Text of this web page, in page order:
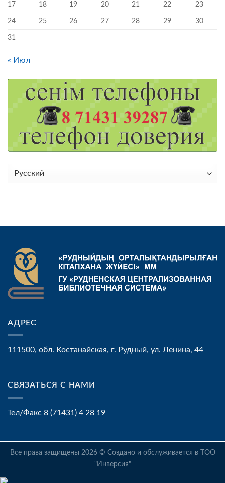
17 18 19 20 21 22 23
24 25 26 27 28 29 30
31
« Июл
Выбрать
АДРЕС
111500, обл. Костанайская, г. Рудный, ул. Ленина, 44
СВЯЗАТЬСЯ С НАМИ
Тел/Факс 8 (71431) 4 28 19
Все права защищены 2026 © Создано и обслуживается в ТОО
"Инверсия"